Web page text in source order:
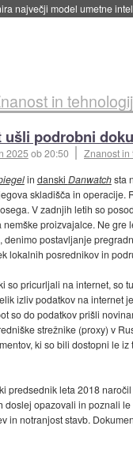
streči oglase za
in
ušli podrobni
2025ob 20:50
Znanost in
in danski Danwatchsta
skladišča in operacije.
V zadnjih letih so
proizvajalce. Ne gre
denimo postavljanje
lokalnih posrednikov in
so pricurljali na internet, so
izliv podatkov na internet
so do podatkov prišli
strežnike (proxy) v
ki so bili dostopni le
predsednik leta 2018
doslej opazovali in poznali
in notranjost stavb.